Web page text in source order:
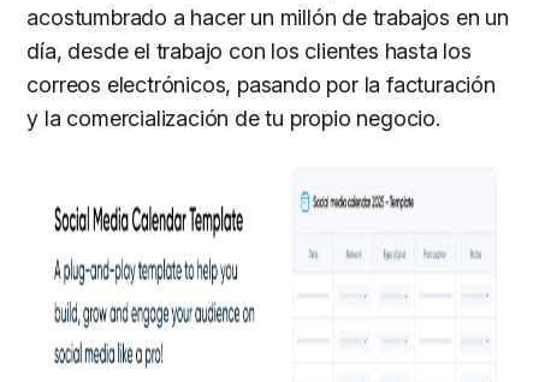
acostumbrado a hacer un millón de trabajos en un
día, desde el trabajo con los clientes hasta los
correos electrónicos, pasando por la facturación
y la comercialización de tu propio negocio.